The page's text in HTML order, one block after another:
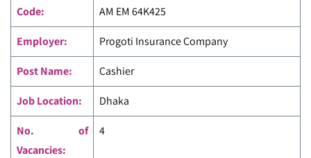
Code: AM EM 64K425
Employer: Progoti Insurance Company
Post Name: Cashier
Job Location: Dhaka
No. of
Vacancies:
4